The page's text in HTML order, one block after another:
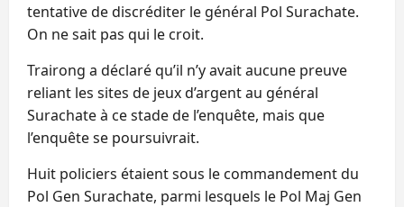
tentative de discréditer le général Pol Surachate.
On ne sait pas qui le croit.
Trairong a déclaré qu’il n’y avait aucune preuve
reliant les sites de jeux d’argent au général
Surachate à ce stade de l’enquête, mais que
l’enquête se poursuivrait.
Huit policiers étaient sous le commandement du
Pol Gen Surachate, parmi lesquels le Pol Maj Gen